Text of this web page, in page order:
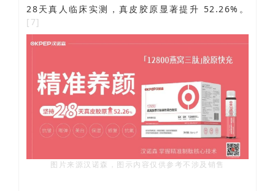
28天真人临床实测，真皮胶原显著提升 52.26%。
[7]
图片来源汉诺森，图示内容仅供参考不涉及销售